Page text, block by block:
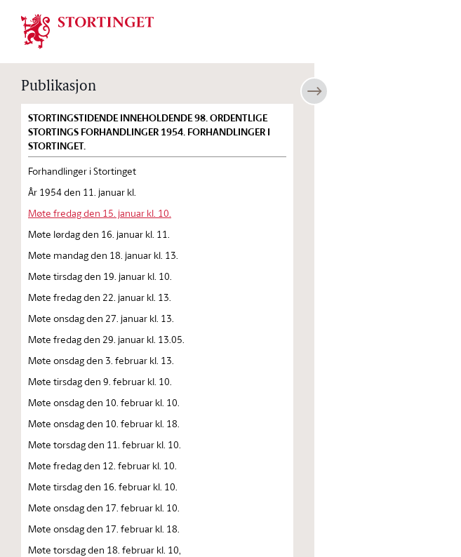
Stortinget.no
Publikasjon
STORTINGSTIDENDE INNEHOLDENDE 98. ORDENTLIGE
STORTINGS FORHANDLINGER 1954. FORHANDLINGER I
STORTINGET.
Forhandlinger i Stortinget
År 1954 den 11. januar kl.
Møte fredag den 15. januar kl. 10.
Møte lørdag den 16. januar kl. 11.
Møte mandag den 18. januar kl. 13.
Møte tirsdag den 19. januar kl. 10.
Møte fredag den 22. januar kl. 13.
Møte onsdag den 27. januar kl. 13.
Møte fredag den 29. januar kl. 13.05.
Møte onsdag den 3. februar kl. 13.
Møte tirsdag den 9. februar kl. 10.
Møte onsdag den 10. februar kl. 10.
Møte onsdag den 10. februar kl. 18.
Møte torsdag den 11. februar kl. 10.
Møte fredag den 12. februar kl. 10.
Møte tirsdag den 16. februar kl. 10.
Møte onsdag den 17. februar kl. 10.
Møte onsdag den 17. februar kl. 18.
Møte torsdag den 18. februar kl. 10,